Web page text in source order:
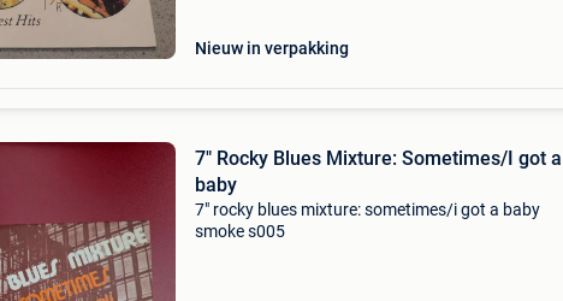
Nieuw in verpakking
7" Rocky Blues Mixture: Sometimes/I got a
baby
7" rocky blues mixture: sometimes/i got a baby
smoke s005